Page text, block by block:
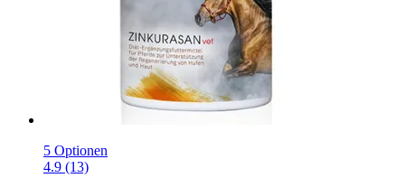
5 Optionen
4.9 (13)